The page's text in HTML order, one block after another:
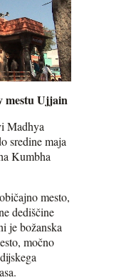
mestu Ujjain
Madhya
sredine maja
Kumbha
mesto,
dediščine
je božanska
močno